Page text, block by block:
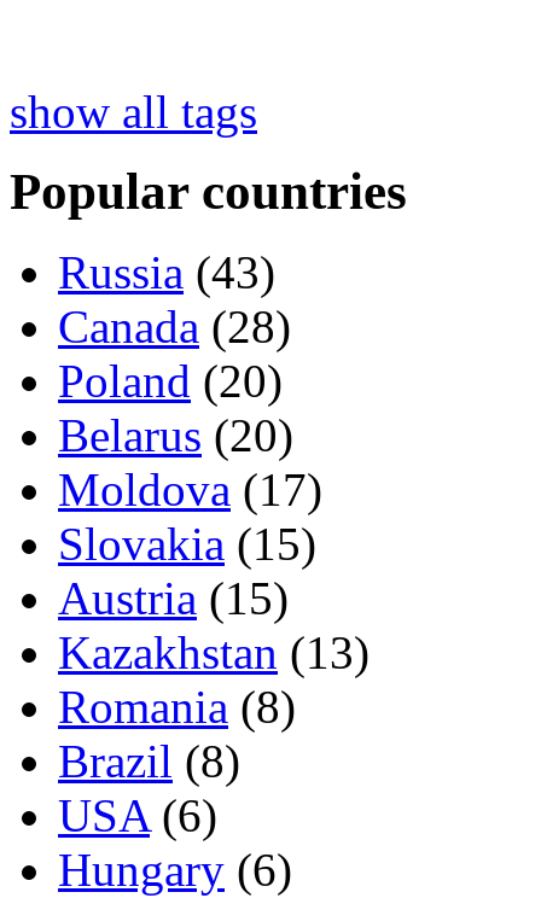
show all tags
Popular countries
Russia (43)
Canada (28)
Poland (20)
Belarus (20)
Moldova (17)
Slovakia (15)
Austria (15)
Kazakhstan (13)
Romania (8)
Brazil (8)
USA(6)
Hungary (6)